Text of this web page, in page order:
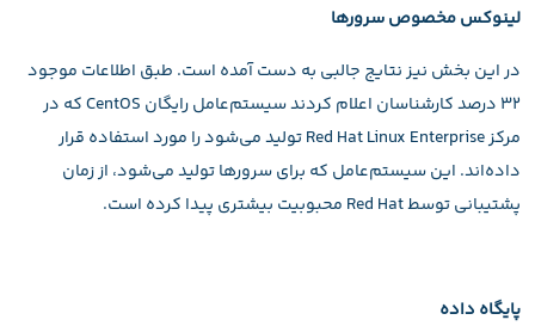
لینوکس مخصوص سرورها
در این بخش نیز نتایج جالبی به دست آمده است. طبق اطلاعات موجود
۳۲ درصد کارشناسان اعلام کردند سیستم‌عامل رایگان CentOS که در
مرکز Red Hat Linux Enterprise تولید می‌شود را مورد استفاده قرار
داده‌اند. این سیستم‌عامل که برای سرورها تولید می‌شود، از زمان
پشتیبانی توسط Red Hat محبوبیت بیشتری پیدا کرده است.
پایگاه داده